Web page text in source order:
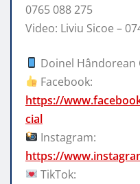
0765 088 275
Video: Liviu Sicoe –
Doinel Hândorean
Facebook:
https://
cial
Instagram:
https://
TikTok: